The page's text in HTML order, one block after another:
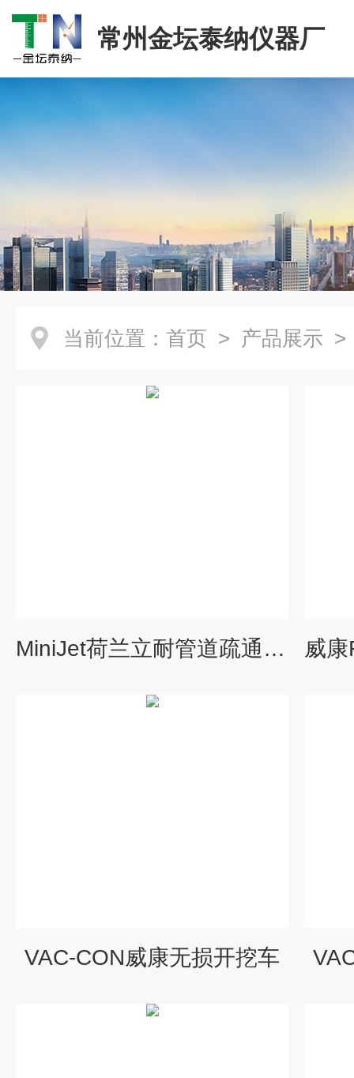
常州金坛泰纳仪器厂
当前位置： 首页 > 产品展示
MiniJet荷兰立耐管道疏通精灵 MiniJet
VAC-CON威康无损开挖车